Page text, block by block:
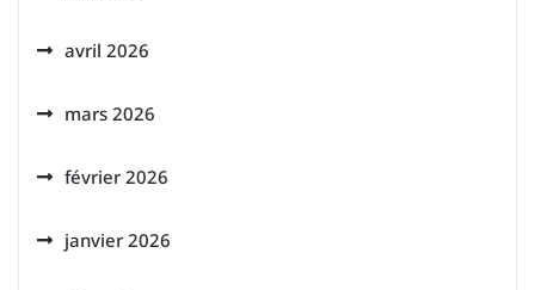
avril 2026
mars 2026
février 2026
janvier 2026